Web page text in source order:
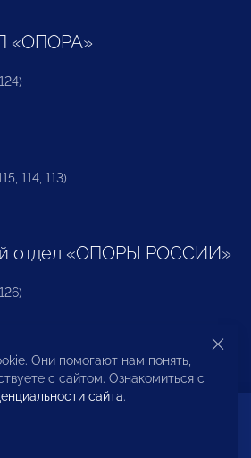
«ОПОРА»
114, 113)
отдел «ОПОРЫ РОССИИ»
прав предпринимателей и
Они помогают нам понять,
с сайтом. Ознакомиться с
сайта.